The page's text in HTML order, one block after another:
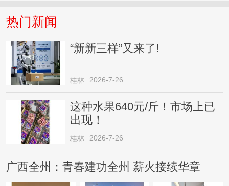
热门新闻
“新新三样”又来了!
桂林 2026-7-26
这种水果640元/斤！市场上已
出现！
桂林 2026-7-26
广西全州：青春建功全州 薪火接续华章